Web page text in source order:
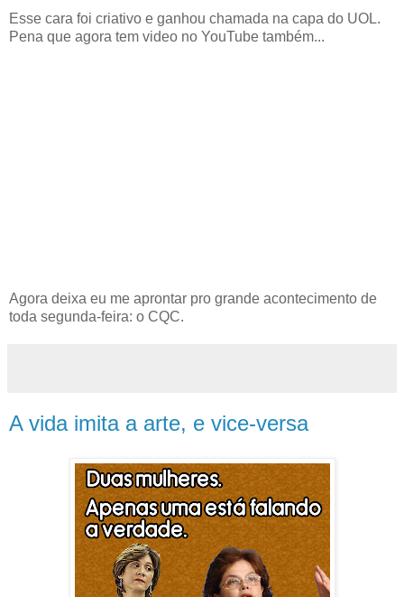
Esse cara foi criativo e ganhou chamada na capa do UOL.
Pena que agora tem video no YouTube também...
Agora deixa eu me aprontar pro grande acontecimento de
toda segunda-feira: o CQC.
A vida imita a arte, e vice-versa